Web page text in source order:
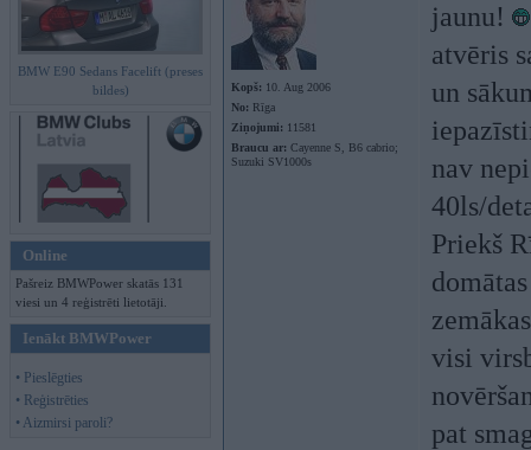
BMW E90 Sedans Facelift (preses
bildes)
Online
Pašreiz BMWPower skatās 131
viesi un 4 reģistrēti lietotāji.
Ienākt BMWPower
• Pieslēgties
• Reģistrēties
• Aizmirsi paroli?
Kopš: 10. Aug 2006
No: Rīga
Ziņojumi: 11581
Braucu ar: Cayenne S, B6 cabrio;
Suzuki SV1000s
jaunu!
atvēris
un
nav
40ls/
Priekš
visi
pat